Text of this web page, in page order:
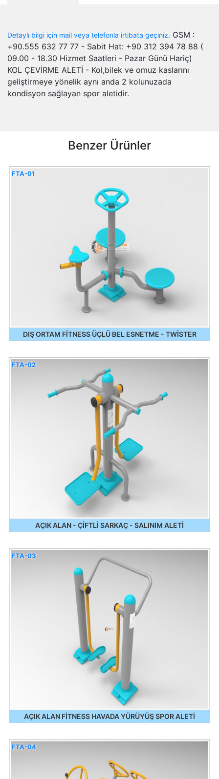
Detaylı bilgi için mail veya telefonla irtibata geçiniz. GSM :
+90.555 632 77 77 - Sabit Hat: +90 312 394 78 88 (
09.00 - 18.30 Hizmet Saatleri - Pazar Günü Hariç)
KOL ÇEVİRME ALETİ - Kol,bilek ve omuz kaslarını
geliştirmeye yönelik aynı anda 2 kolunuzada
kondisyon sağlayan spor aletidir.
Benzer Ürünler
DIŞ ORTAM FİTNESS ÜÇLÜ BEL ESNETME - TWİSTER
FTA-01
AÇIK ALAN - ÇİFTLİ SARKAÇ - SALINIM ALETİ
FTA-02
AÇIK ALAN FİTNESS HAVADA YÜRÜYÜŞ SPOR ALETİ
FTA-03
FTA-04